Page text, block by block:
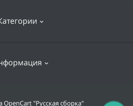
Доставка и оплата
OpenCart "Русская сборка"